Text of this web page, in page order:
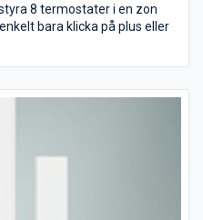
8 termostater i en zon
bara klicka på plus eller
slå på eller av värmen vid